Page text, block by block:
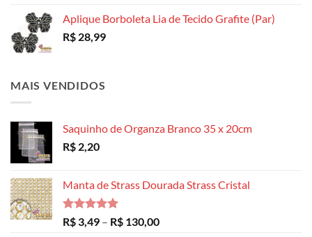
Aplique Borboleta Lia de Tecido Grafite (Par)
R$ 28,99
MAIS VENDIDOS
Saquinho de Organza Branco 35 x 20cm
R$ 2,20
Manta de Strass Dourada Strass Cristal
Avaliação
5.00
de 5
R$ 3,49 – R$ 130,00Faixa